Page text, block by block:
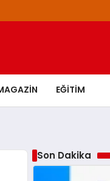
EĞITIM
Son Dakika